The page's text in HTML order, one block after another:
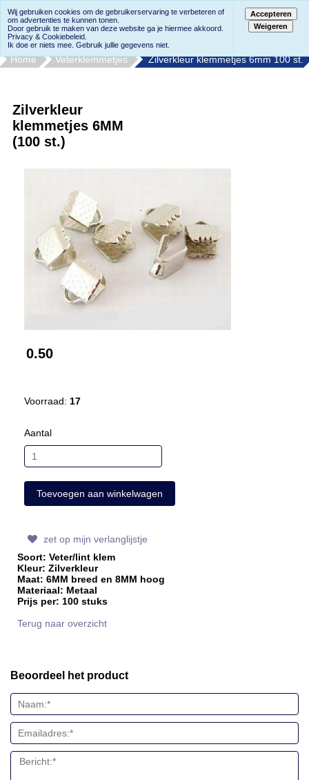
Home Veterklemmetjes Zilverkleur klemmetjes 6mm 100 st.
Zilverkleur
klemmetjes 6MM
(100 st.)
0.50
Voorraad: 17
Aantal
zet op mijn verlanglijstje
Soort: Veter/lint klem
Kleur: Zilverkleur
Maat: 6MM breed en 8MM hoog
Materiaal: Metaal
Prijs per: 100 stuks
Terug naar overzicht
Beoordeel het product
Wij gebruiken cookies om de gebruikerservaring te verbeteren of
om advertenties te kunnen tonen.
Door gebruik te maken van deze website ga je hiermee akkoord.
Privacy & Cookiebeleid.
Ik doe er niets mee. Gebruik jullie gegevens niet.
Accepteren
Weigeren